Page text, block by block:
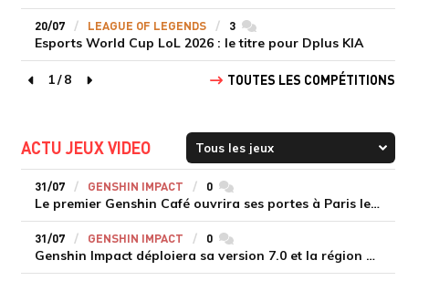
20/07 LEAGUE OF LEGENDS 3commentaires
Esports World Cup LoL 2026 : le titre pour Dplus KIA
page précédente
1/8
page suivante
TOUTES LES COMPÉTITIONS
ACTU JEUX VIDEO
31/07 GENSHIN IMPACT 0commentaires
Le premier Genshin Café ouvrira ses portes à Paris le 14 août
31/07 GENSHIN IMPACT 0commentaires
Genshin Impact déploiera sa version 7.0 et la région de Snezhnaya le 12 août